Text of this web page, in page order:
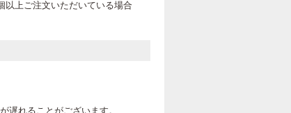
以上ご注文いただいている場合
遅れることがございます。